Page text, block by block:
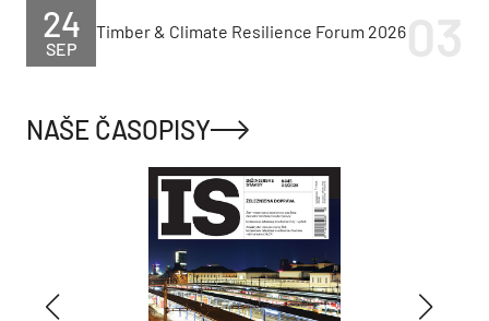
SEP
24 Timber & Climate Resilience Forum 2026
NAŠE ČASOPISY